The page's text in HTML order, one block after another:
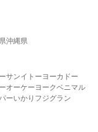
沖縄県
サンイトーヨーカドー
オーケー ヨークベニマル
ーいかり フジグラン